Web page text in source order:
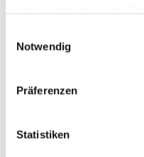
Notwendig
Präferenzen
Statistiken